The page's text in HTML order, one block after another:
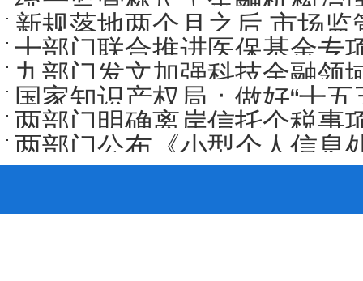
乱”，锚定“长治”
新规落地两个月之后 市场监
十部门联合推进医保基金专
点九部门发文加强科技金融领
国家知识产权局：做好“十
高质量发展导向
两部门明确离岸信托个税事
两部门公布《小型个人信息